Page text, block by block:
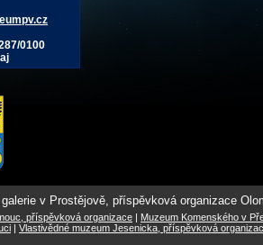
0100
v Prostějově, příspěvková organizace
příspěvková organizace | Muzeum Komenského v
| Vlastivědné muzeum Jesenicka, příspěvková